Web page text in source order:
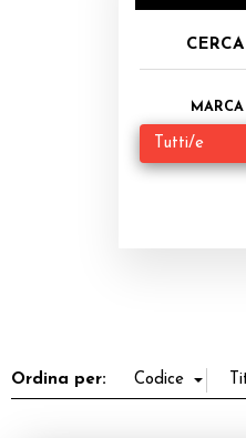
CERCA
MARCA
Ordina per: